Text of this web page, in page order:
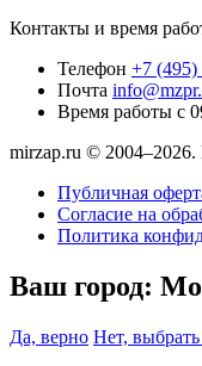
Контакты и время
Телефон +7 (495)
Почта
Время работы с
mirzap.ru ©
Публичная
Согласие на
Политика
Ваш город:
Да, верно Нет,